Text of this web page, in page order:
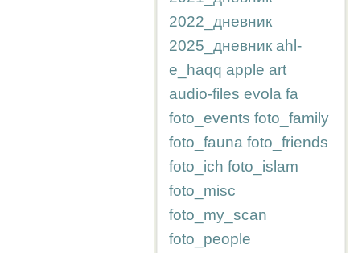
2022_дневник
2025_дневник ahl-
e_haqq apple art
audio-files evola fa
foto_events foto_family
foto_fauna foto_friends
foto_ich foto_islam
foto_misc
foto_my_scan
foto_people